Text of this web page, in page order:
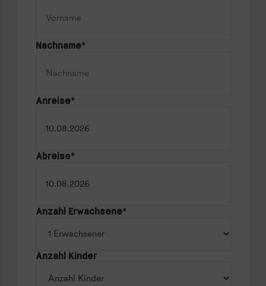
Nachname*
Anreise*
Abreise*
Anzahl Erwachsene*
Anzahl Kinder